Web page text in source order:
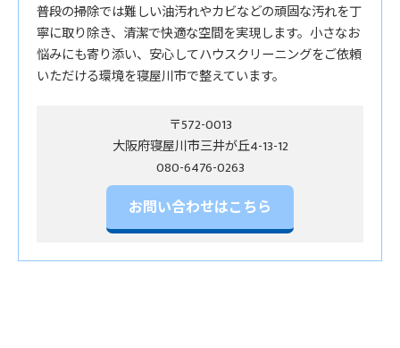
普段の掃除では難しい油汚れやカビなどの頑固な汚れを丁
寧に取り除き、清潔で快適な空間を実現します。小さなお
悩みにも寄り添い、安心してハウスクリーニングをご依頼
いただける環境を寝屋川市で整えています。
〒572-0013
大阪府寝屋川市三井が丘4-13-12
お問い合わせはこちら